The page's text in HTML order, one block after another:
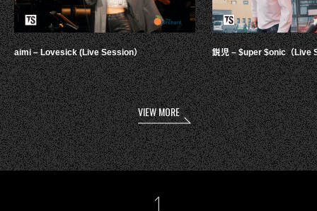
aimi – Lovesick (Live Session） 鋭児 – $uper $onic（Live
VIEW MORE